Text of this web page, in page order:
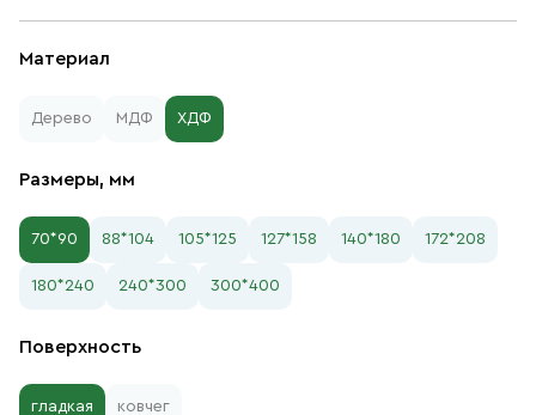
Материал
Дерево МДФ ХДФ
Размеры, мм
70*90 88*104 105*125 127*158 140*180 172*208
180*240 240*300 300*400
Поверхность
гладкая ковчег